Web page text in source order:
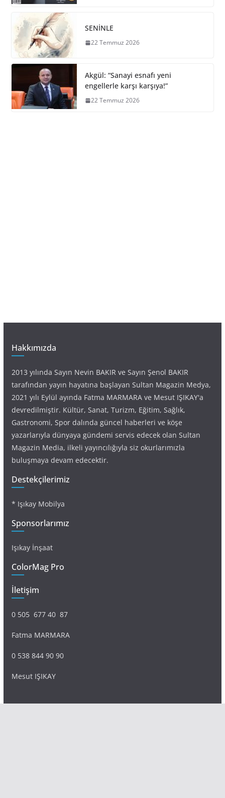
SENİNLE
22 Temmuz 2026
Akgül: “Sanayi esnafı yeni
engellerle karşı karşıya!”
22 Temmuz 2026
Hakkımızda
2013 yılında Sayın Nevin BAKIR ve Sayın Şenol BAKIR
tarafından yayın hayatına başlayan Sultan Magazin Medya,
2021 yılı Eylül ayında Fatma MARMARA ve Mesut IŞIKAY'a
devredilmiştir. Kültür, Sanat, Turizm, Eğitim, Sağlık,
Gastronomi, Spor dalında güncel haberleri ve köşe
yazarlarıyla dünyaya gündemi servis edecek olan Sultan
Magazin Media, ilkeli yayıncılığıyla siz okurlarımızla
buluşmaya devam edecektir.
Destekçilerimiz
* Işıkay Mobilya
Sponsorlarımız
Işıkay İnşaat
ColorMag Pro
İletişim
0 505 677 40 87
Fatma MARMARA
0 538 844 90 90
Mesut IŞIKAY